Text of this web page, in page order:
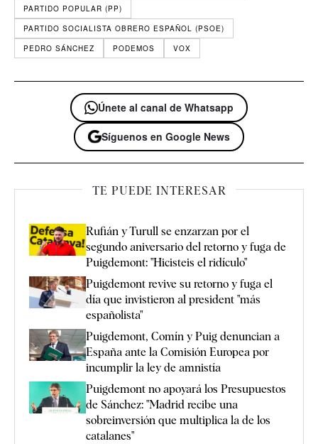
PARTIDO POPULAR (PP)
PARTIDO SOCIALISTA OBRERO ESPAÑOL (PSOE)
PEDRO SÁNCHEZ
PODEMOS VOX
Únete al canal de Whatsapp
Síguenos en Google News
TE PUEDE INTERESAR
Rufián y Turull se enzarzan por el
segundo aniversario del retorno y fuga de
Puigdemont: "Hicisteis el ridículo"
Puigdemont revive su retorno y fuga el
día que invistieron al president "más
españolista"
Puigdemont, Comín y Puig denuncian a
España ante la Comisión Europea por
incumplir la ley de amnistía
Puigdemont no apoyará los Presupuestos
de Sánchez: "Madrid recibe una
sobreinversión que multiplica la de los
catalanes"